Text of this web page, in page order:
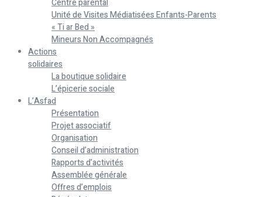
Centre parental
Unité de Visites Médiatisées Enfants-Parents
« Ti ar Bed »
Mineurs Non Accompagnés
Actions
solidaires
La boutique solidaire
L’épicerie sociale
L’Asfad
Présentation
Projet associatif
Organisation
Conseil d’administration
Rapports d’activités
Assemblée générale
Offres d’emplois